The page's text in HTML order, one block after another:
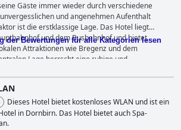
Gäste immer wieder durch verschiedene
und angenehmen Aufenthalt
ist die erstklassige Lage. Das Hotel liegt
und dem Busbahnhof und bietet
Attraktionen wie Bregenz und dem
Lage herrscht eine ruhige und
was es zu einem idealen Ort für Urlaubs- und
wird oft
und bietet ein umfangreiches und
Zutaten und regionalen Produkten.
freundlichen Service und das gemütliche,
das Frühstück zu einem mit Spannung
der Bewertungen für alle Kategorien lesen
Dieses Hotel bietet kostenloses WLAN und ist ein
in Dornbirn. Das Hotel bietet auch Spa-